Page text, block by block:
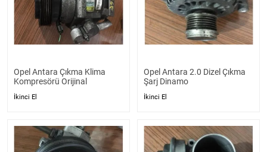
Opel Antara Çıkma Klima
Kompresörü Orijinal
İkinci El
Opel Antara 2.0 Dizel Çıkma
Şarj Dinamo
İkinci El